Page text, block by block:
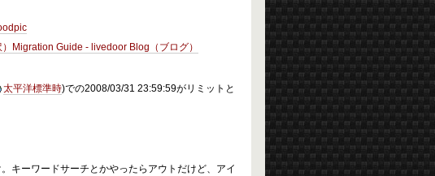
Migration Guide - livedoor Blog（ブログ）
太平洋標準時)での2008/03/31 23:59:59がリミットと
キーワードサーチとかやったらアウトだけど、アイ